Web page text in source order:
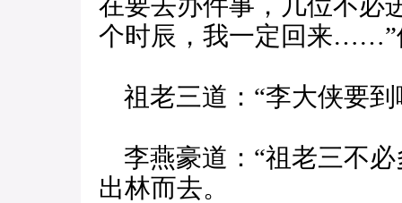
个时辰，我一定回来……”
祖老三道：“李大侠要到
李燕豪道：“祖老三不必
出林而去。